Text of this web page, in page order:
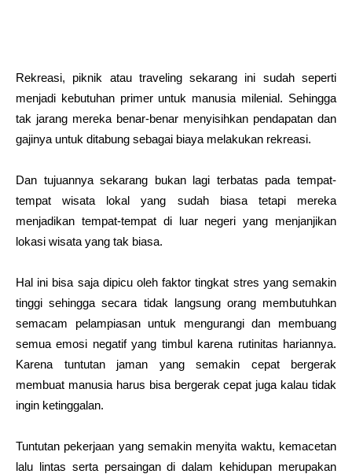
Rekreasi, piknik atau traveling sekarang ini sudah seperti
menjadi kebutuhan primer untuk manusia milenial. Sehingga
tak jarang mereka benar-benar menyisihkan pendapatan dan
gajinya untuk ditabung sebagai biaya melakukan rekreasi.
Dan tujuannya sekarang bukan lagi terbatas pada tempat-
tempat wisata lokal yang sudah biasa tetapi mereka
menjadikan tempat-tempat di luar negeri yang menjanjikan
lokasi wisata yang tak biasa.
Hal ini bisa saja dipicu oleh faktor tingkat stres yang semakin
tinggi sehingga secara tidak langsung orang membutuhkan
semacam pelampiasan untuk mengurangi dan membuang
semua emosi negatif yang timbul karena rutinitas hariannya.
Karena tuntutan jaman yang semakin cepat bergerak
membuat manusia harus bisa bergerak cepat juga kalau tidak
ingin ketinggalan.
Tuntutan pekerjaan yang semakin menyita waktu, kemacetan
lalu lintas serta persaingan di dalam kehidupan merupakan